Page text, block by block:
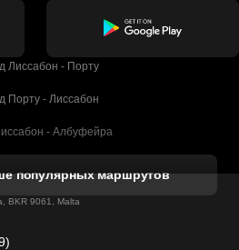
Лиссабон - Порту
Порту - Лиссабон
- Албуфейра
Лиссабон - Лагос
популярных маршрутов
BKR 9061, Malta